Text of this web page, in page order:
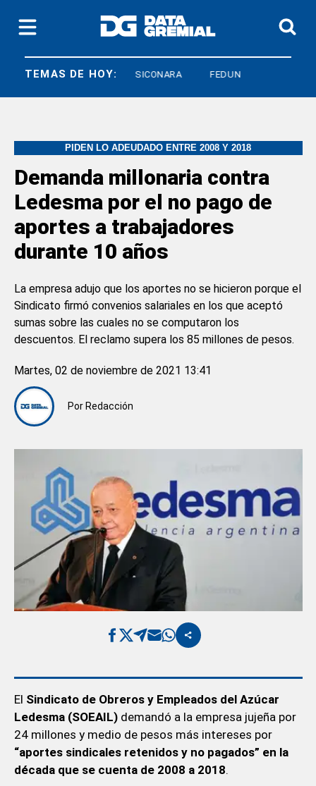
TEMAS DE HOY:
CAVALIERI SICONARA FEDUN
PIDEN LO ADEUDADO ENTRE 2008 Y 2018
Demanda millonaria contra
Ledesma por el no pago de
aportes a trabajadores
durante 10 años
La empresa adujo que los aportes no se hicieron porque el
Sindicato firmó convenios salariales en los que aceptó
sumas sobre las cuales no se computaron los
descuentos. El reclamo supera los 85 millones de pesos.
Por Redacción
Martes, 02 de noviembre de 2021 13:41
El Sindicato de Obreros y Empleados del Azúcar
Ledesma (SOEAIL)demandó a la empresa jujeña por
24 millones y medio de pesos más intereses por
“aportes sindicales retenidos y no pagados” en la
década que se cuenta de 2008 a 2018.